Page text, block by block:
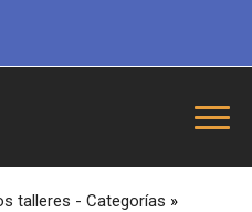
talleres - Categorías »